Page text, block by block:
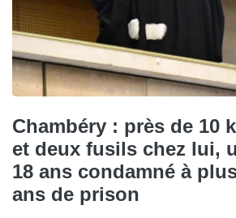
Chambéry : près de 10
et deux fusils chez lui,
18 ans condamné à
ans de prison